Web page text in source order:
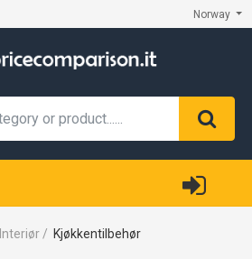
Norway
Interiør / Kjøkkentilbehør